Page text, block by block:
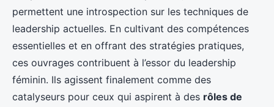
permettent une introspection sur les techniques de
leadership actuelles. En cultivant des compétences
essentielles et en offrant des stratégies pratiques,
ces ouvrages contribuent à l’essor du leadership
féminin. Ils agissent finalement comme des
catalyseurs pour ceux qui aspirent à des rôles de